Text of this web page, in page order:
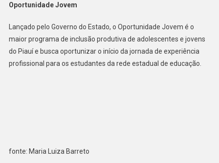
Oportunidade Jovem
Lançado pelo Governo do Estado, o Oportunidade Jovem é o
maior programa de inclusão produtiva de adolescentes e jovens
do Piauí e busca oportunizar o início da jornada de experiência
profissional para os estudantes da rede estadual de educação.
fonte: Maria Luiza Barreto